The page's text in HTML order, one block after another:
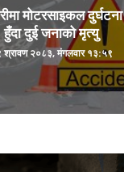
मोटरसाइकल दुर्घटना
हुँदा दुई जनाको मृत्यु
श्रावण २०८३, मंगलवार १३:५९